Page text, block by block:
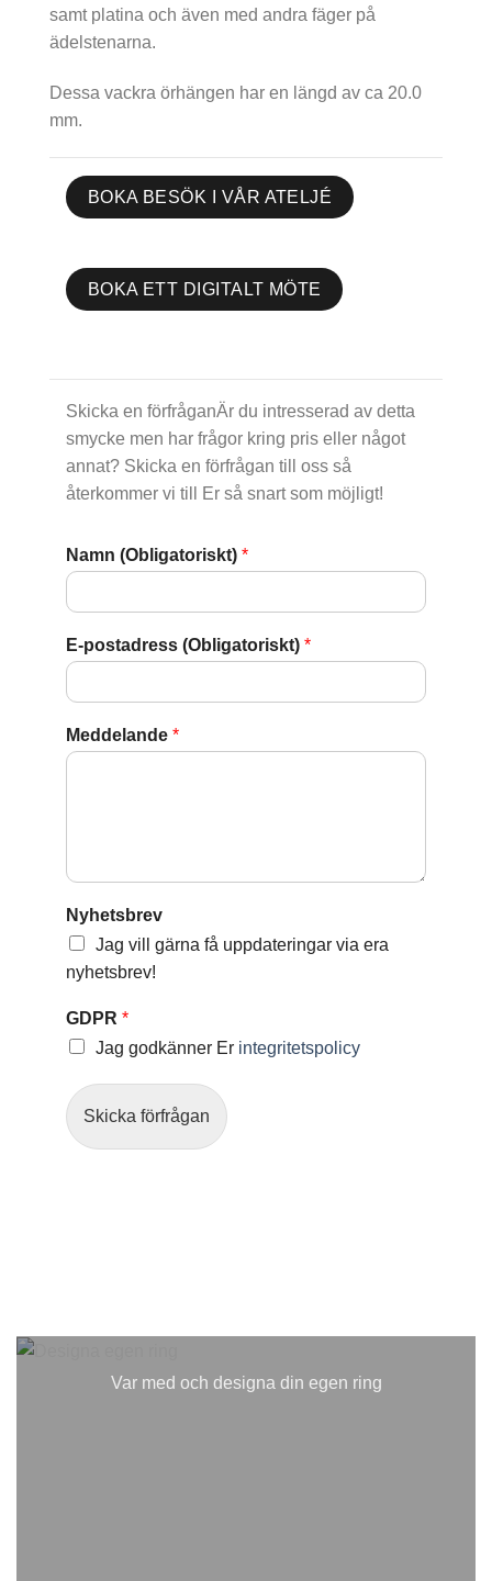
samt platina och även med andra fäger på
ädelstenarna.
Dessa vackra örhängen har en längd av ca 20.0
mm.
BOKA BESÖK I VÅR ATELJÉ
BOKA ETT DIGITALT MÖTE
Skicka en förfråganÄr du intresserad av detta
smycke men har frågor kring pris eller något
annat? Skicka en förfrågan till oss så
återkommer vi till Er så snart som möjligt!
Namn (Obligatoriskt) *
E-postadress (Obligatoriskt) *
Meddelande *
Nyhetsbrev
Jag vill gärna få uppdateringar via era
nyhetsbrev!
GDPR *
Jag godkänner Er integritetspolicy
Skicka förfrågan
Var med och designa din egen ring